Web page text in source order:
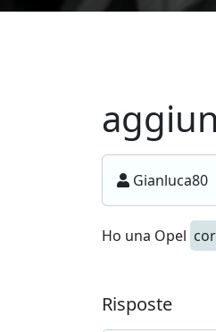
Gianluca80
Ho una Opel
Risposte